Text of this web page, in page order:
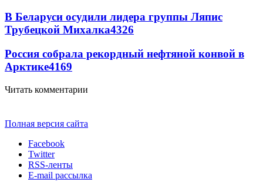
В Беларуси осудили лидера группы Ляпис
Трубецкой Михалка4326
Россия собрала рекордный нефтяной конвой в
Арктике4169
Читать комментарии
Полная версия сайта
Facebook
Twitter
RSS-ленты
E-mail рассылка